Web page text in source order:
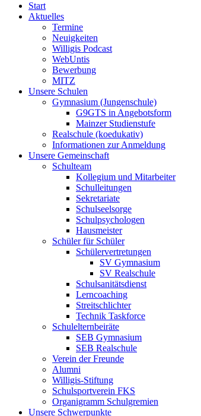
Start
Aktuelles
Termine
Neuigkeiten
Willigis Podcast
WebUntis
Bewerbung
MITZ
Unsere Schulen
Gymnasium (Jungenschule)
G9GTS in Angebotsform
Mainzer Studienstufe
Realschule (koedukativ)
Informationen zur Anmeldung
Unsere Gemeinschaft
Schulteam
Kollegium und Mitarbeiter
Schulleitungen
Sekretariate
Schulseelsorge
Schulpsychologen
Hausmeister
Schüler für Schüler
Schülervertretungen
SV Gymnasium
SV Realschule
Schulsanitätsdienst
Lerncoaching
Streitschlichter
Technik Taskforce
Schulelternbeiräte
SEB Gymnasium
SEB Realschule
Verein der Freunde
Alumni
Willigis-Stiftung
Schulsportverein FKS
Organigramm Schulgremien
Unsere Schwerpunkte